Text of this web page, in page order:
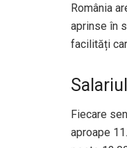
România
aprinse în
facilități
Fiecare
aproape